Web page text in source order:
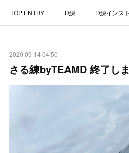
TOP ENTRY D練 D練インス
CONTACT
2020.09.14 04:50
さる練byTEAMD 終了し